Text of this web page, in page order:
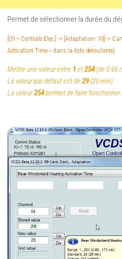
Permet de sélectionner la durée du
[09 – Centrale Elec.] -> [Adaptation- 10] ->
Activation Time » dans la liste déroulante)
Mettre une valeur entre 1et254(de 0.66
La valeur par défaut est de 29(20 min)
La valeur254permet de faire fonctionner